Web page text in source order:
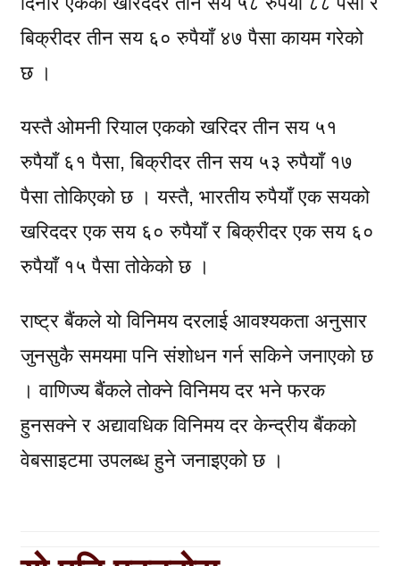
बिक्रीदर तीन सय ६० रुपैयाँ ४७ पैसा कायम गरेको
छ ।
यस्तै ओमनी रियाल एकको खरिदर तीन सय ५१
रुपैयाँ ६१ पैसा, बिक्रीदर तीन सय ५३ रुपैयाँ १७
पैसा तोकिएको छ । यस्तै, भारतीय रुपैयाँ एक सयको
खरिददर एक सय ६० रुपैयाँ र बिक्रीदर एक सय ६०
रुपैयाँ १५ पैसा तोकेको छ ।
राष्ट्र बैंकले यो विनिमय दरलाई आवश्यकता अनुसार
जुनसुकै समयमा पनि संशोधन गर्न सकिने जनाएको छ
। वाणिज्य बैंकले तोक्ने विनिमय दर भने फरक
हुनसक्ने र अद्यावधिक विनिमय दर केन्द्रीय बैंकको
वेबसाइटमा उपलब्ध हुने जनाइएको छ ।